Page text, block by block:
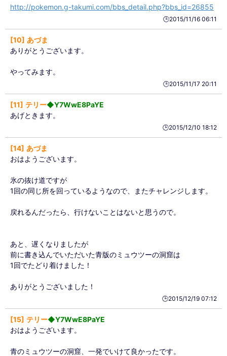
http://pokemon.g-takumi.com/bbs_detail.php?bbs_id=26855
🕒️2015/11/16 06:11
10
あづま
ありがとうございます。
やってみます。
🕒️2015/11/17 20:11
11 テリー◆Y7WwE8PaYE
あげときます。
🕒️2015/12/10 18:12
14
あづま
おはようございます。
氷の抜け道ですが
1回の同じ所を回っているようなので、またチャレンジします。
戻れるんだったら、行けないことはないと思うので。
あと、遅くなりましたが
前に書き込んでいただいた青版のミュウツーの洞窟は
1回でたどり着けました！
ありがとうございました！
🕒️2015/12/19 07:12
15 テリー◆Y7WwE8PaYE
おはようございます。
青のミュウツーの洞窟、一発でいけて良かったです。